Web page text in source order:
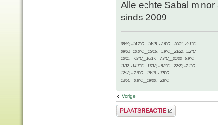
Alle echte Sabal
sinds 2009
08/09, -14.7°C__14/15, - 3.6°C__20/21, -9.1°C
09/10, -10.0°C__15/16, - 5.9°C__21/22, -5.2°C
10/11, - 7.9°C__16/17, - 7.9°C__21/22, -6.9°C
11/12, -14.7°C__17/18, - 8.3°C__22/23, -7.1°C
12/13, - 7.9°C__18/19, - 7.5°C
13/14, - 0.8°C__19/20, - 2.8°C
Vorige
Plaats een reactie